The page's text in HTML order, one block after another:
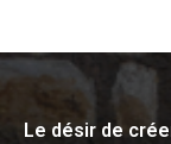
Le désir de